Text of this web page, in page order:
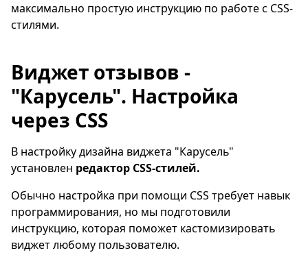
максимально простую инструкцию по работе с CSS-
стилями.
Виджет отзывов -
"Карусель". Настройка
через CSS
В настройку дизайна виджета "Карусель"
установлен редактор CSS-стилей.
Обычно настройка при помощи CSS требует навык
программирования, но мы подготовили
инструкцию, которая поможет кастомизировать
виджет любому пользователю.